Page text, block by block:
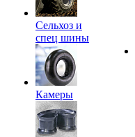
Сельхоз и
спец шины
Камеры